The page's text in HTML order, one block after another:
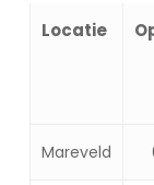
Locatie
Locatie
Mareveld